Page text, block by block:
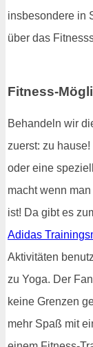
insbesondere in
über das
Fitness-
Behandeln wir
zuerst: zu
oder eine
macht wenn
ist! Da gibt es
Adidas
Aktivitäten
zu Yoga. Der
keine Grenzen
mehr Spaß mit